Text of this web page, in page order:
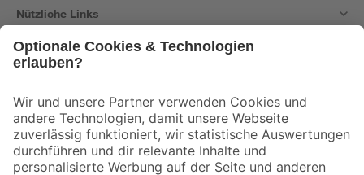
Nützliche Links
Der toom Newsletter: Keine Angebote und Aktionen mehr verpassen!
Zur Newsletter Anmeldung